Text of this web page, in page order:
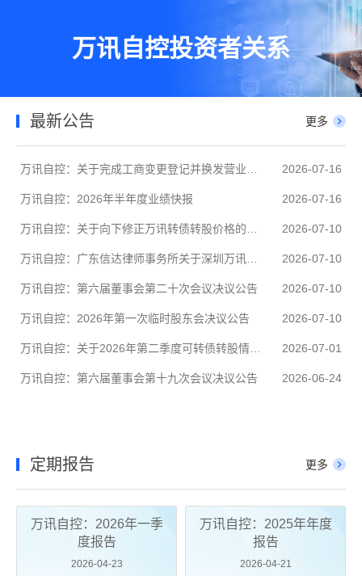
万讯自控投资者关系
最新公告 更多
2026-07-16
万讯自控：2026年半年度业绩快报 2026-07-16
2026-07-10
2026-07-10
万讯自控：第六届董事会第二十次会议决议公告 2026-07-10
万讯自控：2026年第一次临时股东会决议公告 2026-07-10
2026-07-01
万讯自控：第六届董事会第十九次会议决议公告 2026-06-24
定期报告 更多
万讯自控：2026年一季
度报告
2026-04-23
万讯自控：2025年年度
报告
2026-04-21